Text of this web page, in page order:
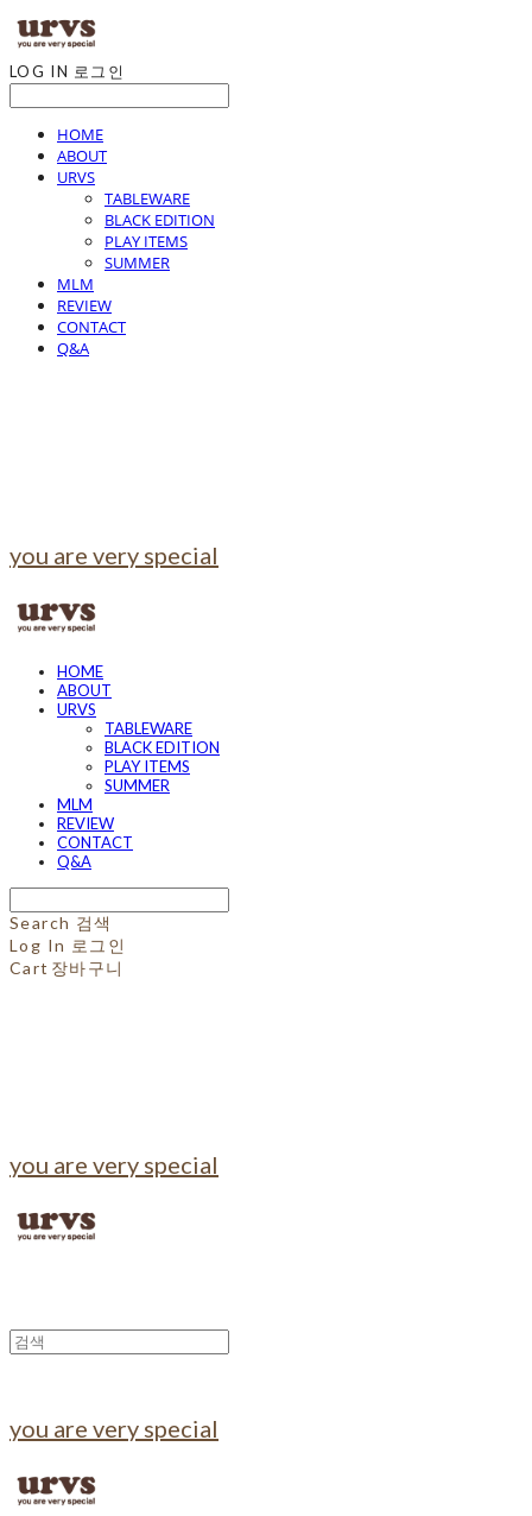
LOG IN 로그인
HOME
ABOUT
URVS
TABLEWARE
BLACK EDITION
PLAY ITEMS
SUMMER
MLM
REVIEW
CONTACT
Q&A
you are very special
HOME
ABOUT
URVS
TABLEWARE
BLACK EDITION
PLAY ITEMS
SUMMER
MLM
REVIEW
CONTACT
Q&A
Search 검색
Log In 로그인
Cart 장바구니
you are very special
you are very special